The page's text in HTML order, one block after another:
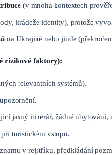
(v mnoha kontextech
krádeže identity), protože
na Ukrajině nebo jinde
rizikové faktory):
relevantních systémů).
jasný itinerář, žádné ubytování,
při turistickém vstupu.
v rejstříku, předkládání